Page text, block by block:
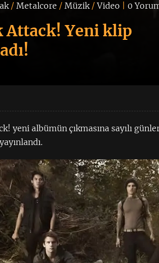
/Metalcore /Müzik/Video 0
Attack! Yeni klip
yeni albümün çıkmasına sayılı